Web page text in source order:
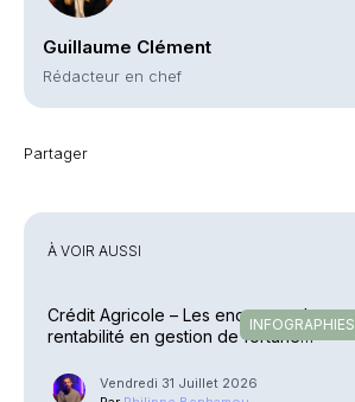
Guillaume Clément
Rédacteur en chef
Partager
À VOIR AUSSI
INFOGRAPHIES
Crédit Agricole – Les encours et la
rentabilité en gestion de fortune
Vendredi 31 Juillet 2026